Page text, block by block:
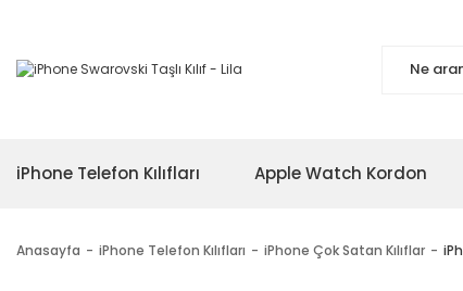
iPhone Telefon Kılıfları Apple Watch Kordon
Anasayfa iPhone Telefon Kılıfları iPhone Çok Satan Kılıflar